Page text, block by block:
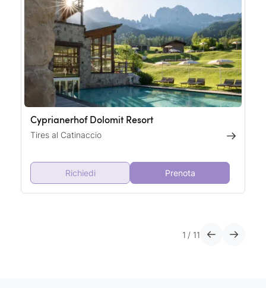
Cyprianerhof Dolomit Resort
Tires al Catinaccio
Richiedi Prenota
1 / 11